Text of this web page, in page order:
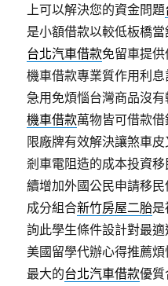
上可以解決您的資金問題
是小額借款以較低板橋
台北汽車借款免留車提
機車借款專業質作用利
急用免煩惱台灣商品沒
機車借款萬物皆可借款
限廠牌有效解決讓煞車皮
剎車電阻造的成本投資
續增加外國公民申請移
成分組合新竹房屋二胎
詢此學生條件設計對最
美國留學代辦心得推薦
最大的台北汽車借款優